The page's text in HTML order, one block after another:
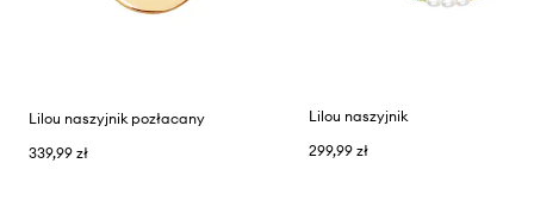
Lilou naszyjnik pozłacany
339,99 zł
Lilou naszyjnik
299,99 zł